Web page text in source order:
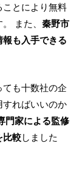
ことにより無料
また、 秦野市
も入手できる
ても十数社の企
ればいいのか
門家による監修
比較しました